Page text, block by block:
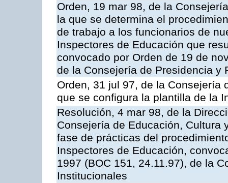
Orden, 19 mar 98, de la
la que se determina el
de trabajo a los funcionarios de
Inspectores de Educación que
convocado por Orden de 19 de
de la Consejería de Presidencia y
Orden, 31 jul 97, de la Consejería
que se configura la plantilla de la
Resolución, 4 mar 98, de la
Consejería de Educación, Cultura
fase de prácticas del
Inspectores de Educación,
1997 (BOC 151, 24.11.97), de la
Institucionales